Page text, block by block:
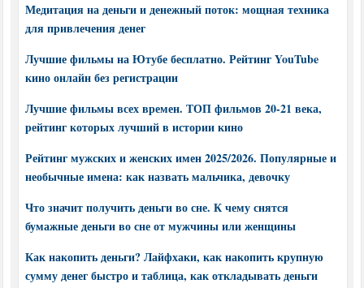
Медитация на деньги и денежный поток: мощная техника
для привлечения денег
Лучшие фильмы на Ютубе бесплатно. Рейтинг YouTube
кино онлайн без регистрации
Лучшие фильмы всех времен. ТОП фильмов 20-21 века,
рейтинг которых лучший в истории кино
Рейтинг мужских и женских имен 2025/2026. Популярные и
необычные имена: как назвать мальчика, девочку
Что значит получить деньги во сне. К чему снятся
бумажные деньги во сне от мужчины или женщины
Как накопить деньги? Лайфхаки, как накопить крупную
сумму денег быстро и таблица, как откладывать деньги